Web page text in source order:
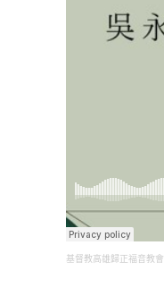
基督教高雄歸正福音教會